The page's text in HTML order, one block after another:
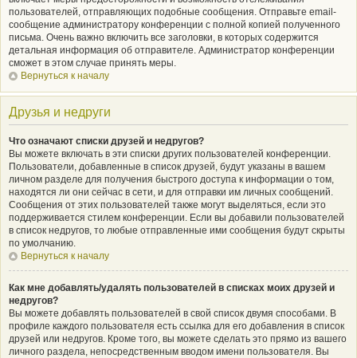
пользователей, отправляющих подобные сообщения. Отправьте email-
сообщение администратору конференции с полной копией полученного
письма. Очень важно включить все заголовки, в которых содержится
детальная информация об отправителе. Администратор конференции
сможет в этом случае принять меры.
Вернуться к началу
Друзья и недруги
Что означают списки друзей и недругов?
Вы можете включать в эти списки других пользователей конференции.
Пользователи, добавленные в список друзей, будут указаны в вашем
личном разделе для получения быстрого доступа к информации о том,
находятся ли они сейчас в сети, и для отправки им личных сообщений.
Сообщения от этих пользователей также могут выделяться, если это
поддерживается стилем конференции. Если вы добавили пользователей
в список недругов, то любые отправленные ими сообщения будут скрыты
по умолчанию.
Вернуться к началу
Как мне добавлять/удалять пользователей в списках моих друзей и
недругов?
Вы можете добавлять пользователей в свой список двумя способами. В
профиле каждого пользователя есть ссылка для его добавления в список
друзей или недругов. Кроме того, вы можете сделать это прямо из вашего
личного раздела, непосредственным вводом имени пользователя. Вы